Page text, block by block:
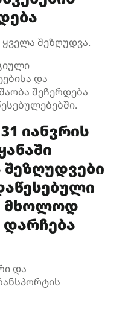
შეზღუდვა.
და
შეჩერდება
იანვრის
შეზღუდვები
მხოლოდ
დარჩება
და